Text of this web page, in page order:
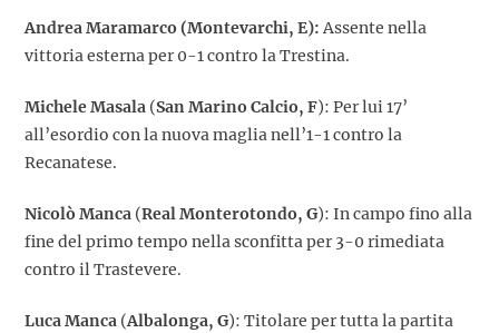
Andrea Maramarco (Montevarchi, E):Assente nella
vittoria esterna per 0-1 contro la Trestina.
Michele Masala (San Marino Calcio, F): Per lui 17’
all’esordio con la nuova maglia nell’1-1 contro la
Recanatese.
Nicolò Manca (Real Monterotondo, G): In campo fino alla
fine del primo tempo nella sconfitta per 3-0 rimediata
contro il Trastevere.
Luca Manca (Albalonga, G): Titolare per tutta la partita